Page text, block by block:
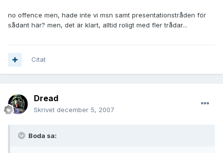
no offence men, hade inte vi msn samt presentationstråden för
sådant här? men, det är klart, alltid roligt med fler trådar...
Citat
Dread
Skrivet december 5, 2007
Boda sa: